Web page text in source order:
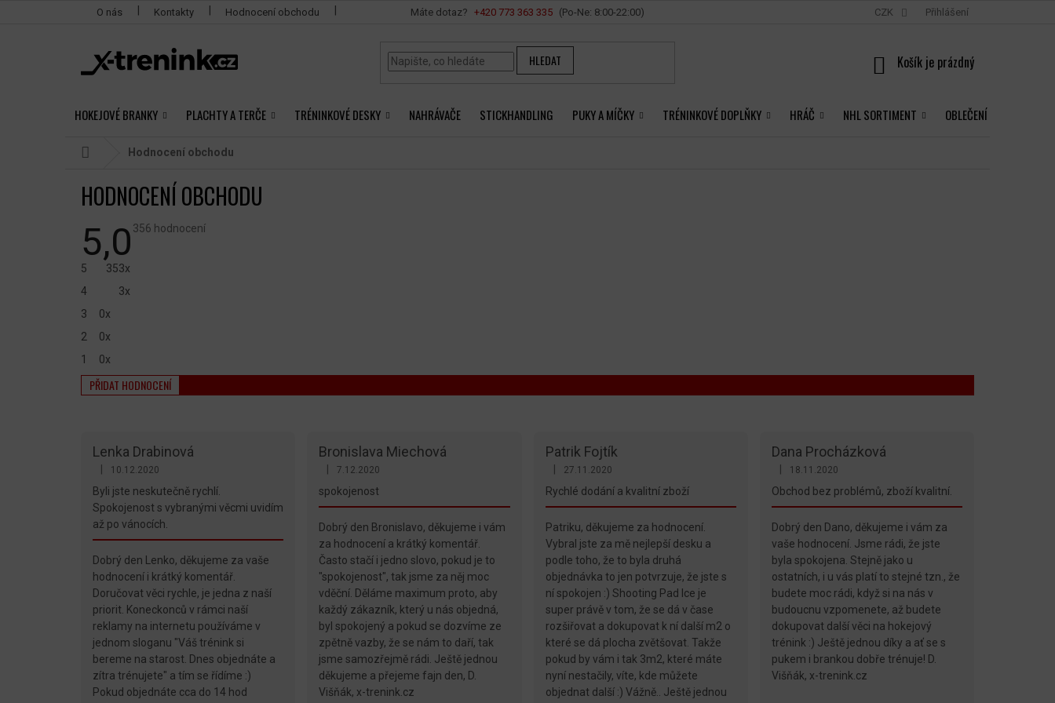
+420 ‭773 363 335
O nás Kontakty Hodnocení obchodu Vše o nákupu CZK Přihlášení
HLEDAT
NÁKUPNÍ
HOKEJOVÉ BRANKY PLACHTY A TERČE TRÉNINKOVÉ DESKY NAHRÁVAČE STICKHANDLING PUKY A MÍČKY TRÉNINKOVÉ DOPLŇKY HRÁČ NHL SORTIMENT OBLEČENÍ
Hodnocení obchodu
HODNOCENÍ OBCHODU
5,0 Průměrné
356 hodnocení
5
353x
4
3x
3
0x
2
0x
1
0x
PŘIDAT HODNOCENÍ
V
Lenka Drabinová
Hodnocení obchodu je 5 z 5 hvězdiček.
10.12.2020
Byli jste neskutečně rychlí.
Spokojenost s vybranými věcmi uvidím
až po vánocích.
Dobrý den Lenko, děkujeme za vaše
hodnocení i krátký komentář.
Doručovat věci rychle, je jedna z naší
priorit. Koneckonců v rámci naší
reklamy na internetu používáme v
jednom sloganu "Váš trénink si
bereme na starost. Dnes objednáte a
zítra trénujete" a tím se řídíme :)
Pokud objednáte cca do 14 hod
Bronislava Miechová
Hodnocení obchodu je 5 z 5 hvězdiček.
7.12.2020
spokojenost
Dobrý den Bronislavo, děkujeme i vám
za hodnocení a krátký komentář.
Často stačí i jedno slovo, pokud je to
"spokojenost", tak jsme za něj moc
vděční. Děláme maximum proto, aby
každý zákazník, který u nás objedná,
byl spokojený a pokud se dozvíme ze
zpětně vazby, že se nám to daří, tak
jsme samozřejmě rádi. Ještě jednou
děkujeme a přejeme fajn den, D.
Višňák, x-trenink.cz
Patrik Fojtík
Hodnocení obchodu je 5 z 5 hvězdiček.
27.11.2020
Rychlé dodání a kvalitní zboží
Patriku, děkujeme za hodnocení.
Vybral jste za mě nejlepší desku a
podle toho, že to byla druhá
objednávka to jen potvrzuje, že jste s
ní spokojen :) Shooting Pad Ice je
super právě v tom, že se dá v čase
rozšiřovat a dokupovat k ní další m2 o
které se dá plocha zvětšovat. Takže
pokud by vám i tak 3m2, které máte
nyní nestačily, víte, kde můžete
objednat další :) Vážně.. Ještě jednou
Dana Procházková
Hodnocení obchodu je 5 z 5 hvězdiček.
18.11.2020
Obchod bez problémů, zboží kvalitní.
Dobrý den Dano, děkujeme i vám za
vaše hodnocení. Jsme rádi, že jste
byla spokojena. Stejně jako u
ostatních, i u vás platí to stejné tzn., že
budete moc rádi, když si na nás v
budoucnu vzpomenete, až budete
dokupovat další věci na hokejový
trénink :) Ještě jednou díky a ať se s
pukem i brankou dobře trénuje! D.
Višňák, x-trenink.cz